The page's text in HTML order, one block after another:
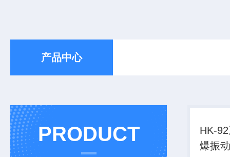
产品中心
PRODUCT
HK-
爆振